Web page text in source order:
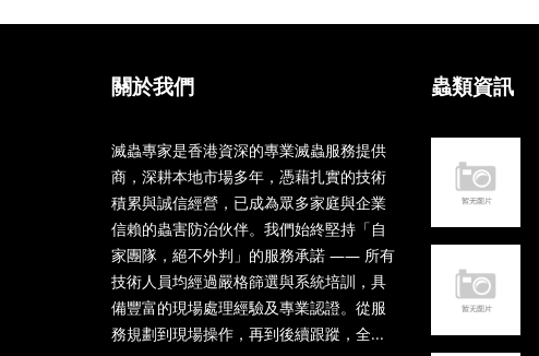
關於我們
滅蟲專家是香港資深的專業滅蟲服務提供
商，深耕本地市場多年，憑藉扎實的技術
積累與誠信經營，已成為眾多家庭與企業
信賴的蟲害防治伙伴。我們始終堅持「自
家團隊，絕不外判」的服務承諾 —— 所有
技術人員均經過嚴格篩選與系統培訓，具
備豐富的現場處理經驗及專業認證。從服
務規劃到現場操作，再到後續跟蹤，全...
蟲類資訊